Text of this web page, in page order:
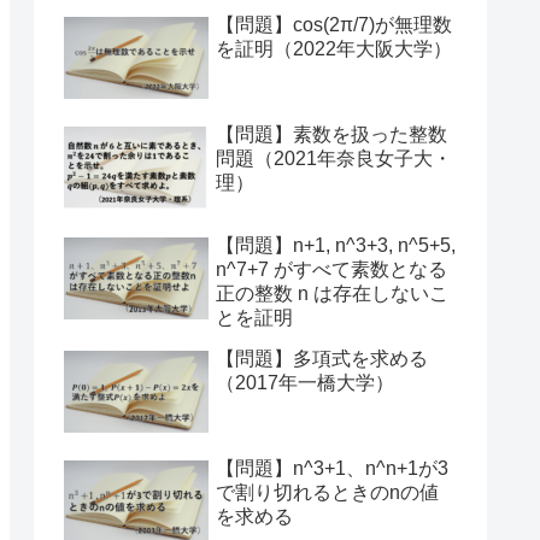
【問題】cos(2π/7)が無理数
を証明（2022年大阪大学）
【問題】素数を扱った整数
問題（2021年奈良女子大・
理）
【問題】n+1, n^3+3, n^5+5,
n^7+7 がすべて素数となる
正の整数 n は存在しないこ
とを証明
【問題】多項式を求める
（2017年一橋大学）
【問題】n^3+1、n^n+1が3
で割り切れるときのnの値
を求める